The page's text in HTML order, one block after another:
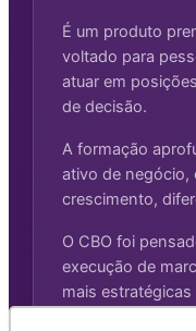
É um produto
voltado para
atuar em
de decisão.
A formação
ativo de negócio,
crescimento,
O CBO foi
execução de
mais